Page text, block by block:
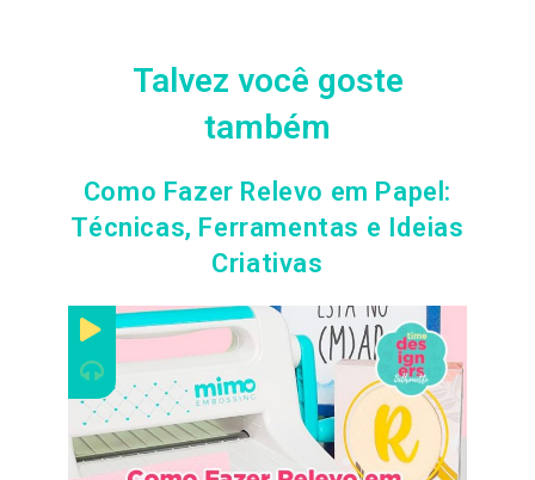
Talvez você goste
também
Como Fazer Relevo em Papel:
Técnicas, Ferramentas e Ideias
Criativas